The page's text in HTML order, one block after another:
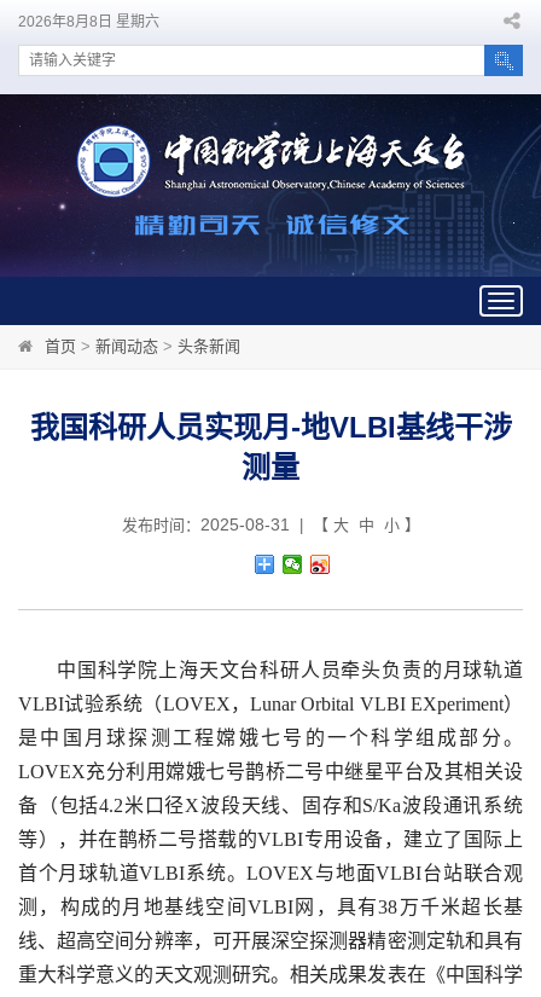
2026年8月8日 星期六
首页 > 新闻动态 > 头条新闻
我国科研人员实现月-地VLBI基线干涉
测量
发布时间： 2025-08-31 | 【 大 中 小】
中国科学院上海天文台科研人员牵头负责的月球轨道
VLBI试验系统（LOVEX，Lunar Orbital VLBI EXperiment）
是中国月球探测工程嫦娥七号的一个科学组成部分。
LOVEX充分利用嫦娥七号鹊桥二号中继星平台及其相关设
备（包括4.2米口径X波段天线、固存和S/Ka波段通讯系统
等），并在鹊桥二号搭载的VLBI专用设备，建立了国际上
首个月球轨道VLBI系统。LOVEX与地面VLBI台站联合观
测，构成的月地基线空间VLBI网，具有38万千米超长基
线、超高空间分辨率，可开展深空探测器精密测定轨和具有
重大科学意义的天文观测研究。相关成果发表在《中国科学